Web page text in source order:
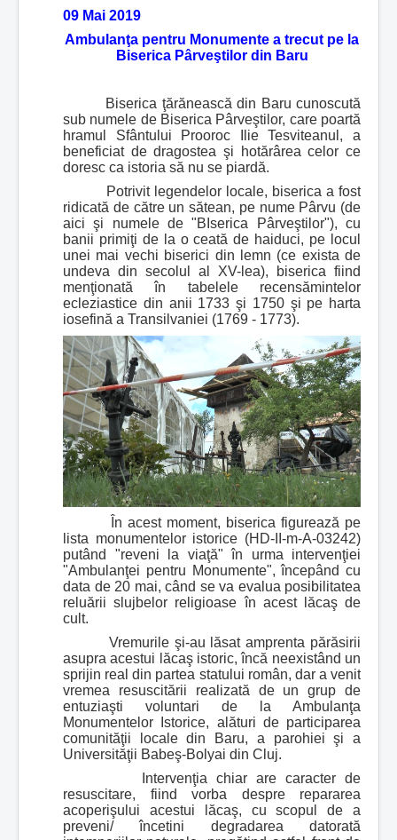
09 Mai 2019
Ambulanţa pentru Monumente a trecut pe la
Biserica Pârveştilor din Baru
Biserica ţărănească din Baru cunoscută
sub numele de Biserica Pârveştilor, care poartă
hramul Sfântului Prooroc Ilie Tesviteanul, a
beneficiat de dragostea şi hotărârea celor ce
doresc ca istoria să nu se piardă.
Potrivit legendelor locale, biserica a fost
ridicată de către un sătean, pe nume Pârvu (de
aici şi numele de "BIserica Pârveştilor"), cu
banii primiţi de la o ceată de haiduci, pe locul
unei mai vechi biserici din lemn (ce exista de
undeva din secolul al XV-lea), biserica fiind
menţionată în tabelele recensămintelor
ecleziastice din anii 1733 şi 1750 şi pe harta
iosefină a Transilvaniei (1769 - 1773).
În acest moment, biserica figurează pe
lista monumentelor istorice (HD-II-m-A-03242)
putând "reveni la viaţă" în urma intervenţiei
"Ambulanţei pentru Monumente", începând cu
data de 20 mai, când se va evalua posibilitatea
reluării slujbelor religioase în acest lăcaş de
cult.
Vremurile şi-au lăsat amprenta părăsirii
asupra acestui lăcaş istoric, încă neexistând un
sprijin real din partea statului român, dar a venit
vremea resuscitării realizată de un grup de
entuziaşti voluntari de la Ambulanţa
Monumentelor Istorice, alături de participarea
comunităţii locale din Baru, a parohiei şi a
Universităţii Babeş-Bolyai din Cluj.
Intervenţia chiar are caracter de
resuscitare, fiind vorba despre repararea
acoperişului acestui lăcaş, cu scopul de a
preveni/ încetini degradarea datorată